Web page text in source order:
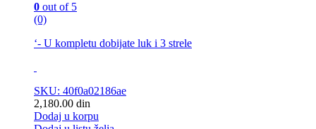
0 out of 5
(0)
‘- U kompletu dobijate luk i 3 strele
SKU: 40f0a02186ae
2,180.00 din
Dodaj u korpu